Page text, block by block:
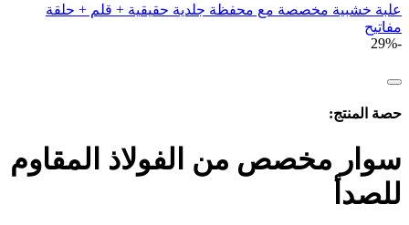
علبة خشبية مخصصة مع محفظة جلدية حقيقية + قلم + حلقة
مفاتيح
-29%
حصة المنتج:
سوار مخصص من الفولاذ المقاوم
للصدأ